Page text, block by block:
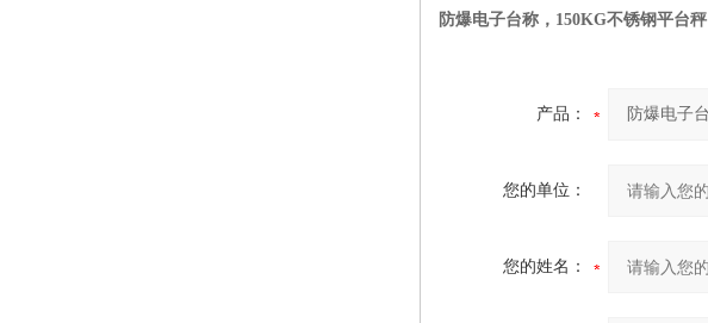
防爆电子台称，150KG不锈钢平台秤
产品：
您的单位：
您的姓名：